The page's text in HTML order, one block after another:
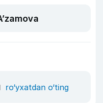
ro‘yxatdan o‘ting